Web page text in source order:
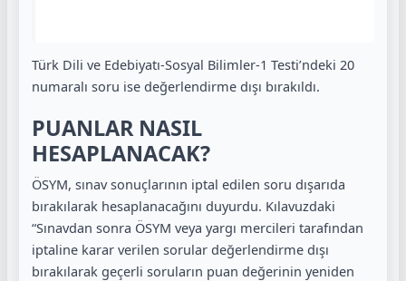
Türk Dili ve Edebiyatı-Sosyal Bilimler-1 Testi’ndeki 20
numaralı soru ise değerlendirme dışı bırakıldı.
PUANLAR NASIL
HESAPLANACAK?
ÖSYM, sınav sonuçlarının iptal edilen soru dışarıda
bırakılarak hesaplanacağını duyurdu. Kılavuzdaki
“Sınavdan sonra ÖSYM veya yargı mercileri tarafından
iptaline karar verilen sorular değerlendirme dışı
bırakılarak geçerli soruların puan değerinin yeniden